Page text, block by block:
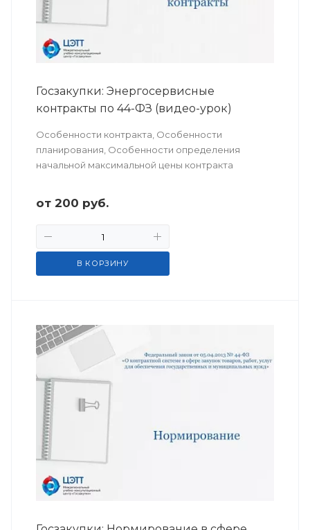
Госзакупки: Энергосервисные
контракты по 44-ФЗ (видео-урок)
Особенности контракта, Особенности
планирования, Особенности определения
начальной максимальной цены контракта
от 200 руб.
В КОРЗИНУ